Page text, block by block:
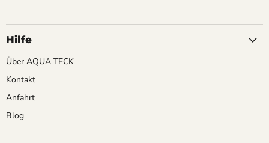
Hilfe
Über AQUA TECK
Kontakt
Anfahrt
Blog